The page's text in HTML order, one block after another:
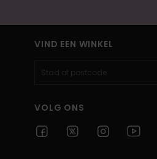
VIND EEN WINKEL
VOLG ONS